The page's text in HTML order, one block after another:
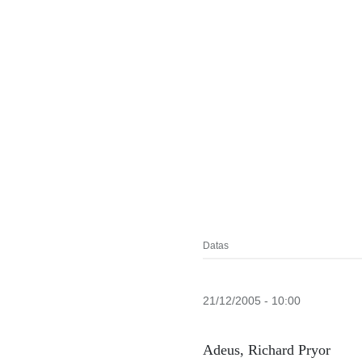
Datas
21/12/2005 - 10:00
Adeus, Richard Pryor